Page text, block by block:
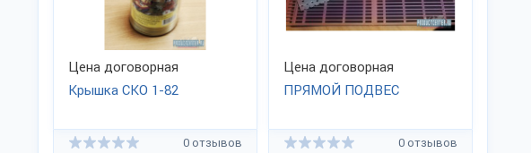
Цена договорная
Крышка СКО 1-82
0 отзывов
Цена договорная
ПРЯМОЙ ПОДВЕС
0 отзывов